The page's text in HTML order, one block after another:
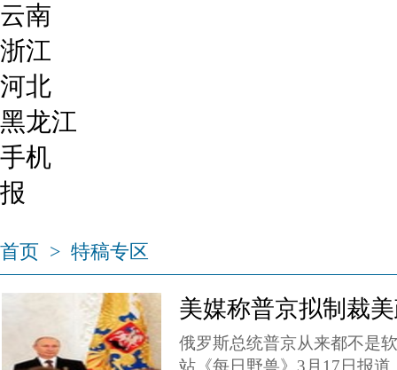
云南
浙江
河北
黑龙江
手机
报
首页 > 特稿专区
美媒称普京拟制裁
俄罗斯总统普京从来都不是
站《每日野兽》3月17日报